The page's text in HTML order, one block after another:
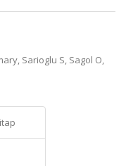
Sarioglu S, Sagol O,